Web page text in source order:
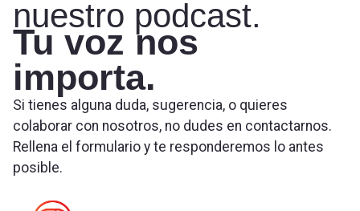
nuestro podcast.
Tu voz nos
importa.
Si tienes alguna duda, sugerencia, o quieres
colaborar con nosotros, no dudes en contactarnos.
Rellena el formulario y te responderemos lo antes
posible.